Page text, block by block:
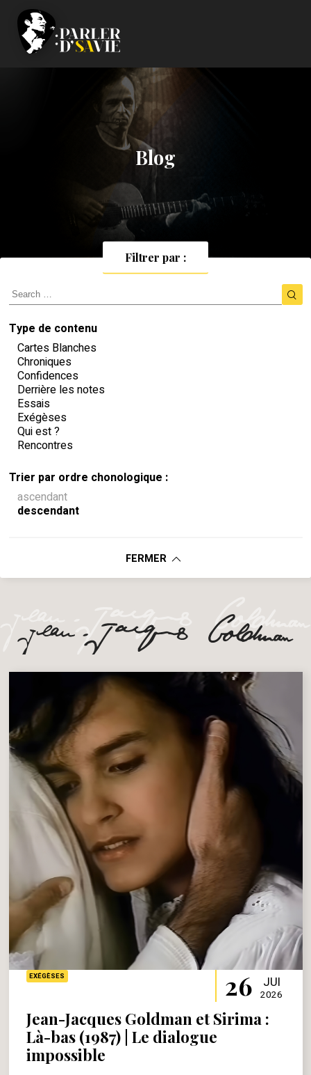
Blog
Filtrer par :
Type de contenu
Cartes Blanches
Chroniques
Confidences
Derrière les notes
Essais
Exégèses
Qui est ?
Rencontres
Trier par ordre chonologique :
ascendant
descendant
FERMER
EXÉGÈSES 26 JUI
2026
Jean-Jacques Goldman et Sirima :
Là-bas (1987) | Le dialogue
impossible